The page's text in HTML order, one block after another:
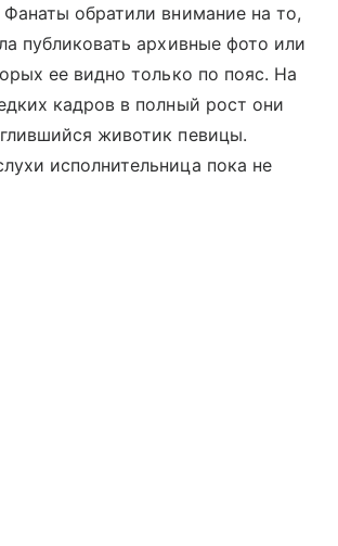
Фанаты обратили внимание на то,
публиковать архивные фото или
ее видно только по пояс. На
кадров в полный рост они
животик певицы.
исполнительница пока не